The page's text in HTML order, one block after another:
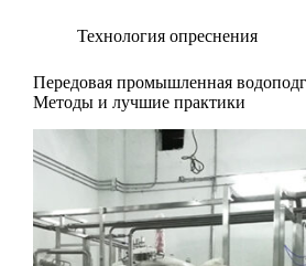
Технология опреснения
Передовая промышленная
Методы и лучшие практики